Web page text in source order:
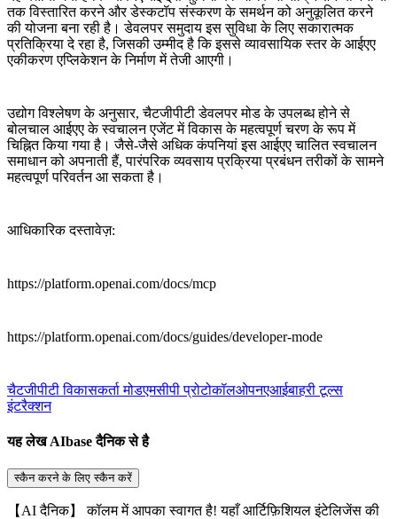
तक विस्तारित करने और डेस्कटॉप संस्करण के समर्थन को अनुकूलित करने
की योजना बना रही है। डेवलपर समुदाय इस सुविधा के लिए सकारात्मक
प्रतिक्रिया दे रहा है, जिसकी उम्मीद है कि इससे व्यावसायिक स्तर के आईएए
एकीकरण एप्लिकेशन के निर्माण में तेजी आएगी।
उद्योग विश्लेषण के अनुसार, चैटजीपीटी डेवलपर मोड के उपलब्ध होने से
बोलचाल आईएए के स्वचालन एजेंट में विकास के महत्वपूर्ण चरण के रूप में
चिह्नित किया गया है। जैसे-जैसे अधिक कंपनियां इस आईएए चालित स्वचालन
समाधान को अपनाती हैं, पारंपरिक व्यवसाय प्रक्रिया प्रबंधन तरीकों के सामने
महत्वपूर्ण परिवर्तन आ सकता है।
आधिकारिक दस्तावेज़:
https://platform.openai.com/docs/mcp
https://platform.openai.com/docs/guides/developer-mode
चैटजीपीटी विकासकर्ता मोडएमसीपी प्रोटोकॉलओपनएआईबाहरी टूल्स
इंटरैक्शन
यह लेख AIbase दैनिक से है
स्कैन करने के लिए स्कैन करें
【AI दैनिक】 कॉलम में आपका स्वागत है! यहाँ आर्टिफ़िशियल इंटेलिजेंस की